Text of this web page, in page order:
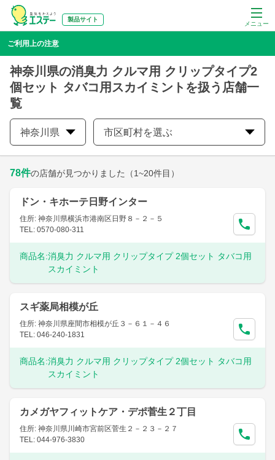
メニュー
製品サイト
ご利用上の注意
神奈川県の消臭力 クルマ用 クリップタイプ2
個セット タバコ用スカイミントを扱う店舗一
覧
神奈川県 市区町村を選ぶ
78件の店舗が見つかりました （1~20件目）
ドン・キホーテ日野インター
住所: 神奈川県横浜市港南区日野８－２－５
TEL: 0570-080-311
商品名:消臭力 クルマ用 クリップタイプ 2個セット タバコ用
スカイミント
スギ薬局相模が丘
住所: 神奈川県座間市相模が丘３－６１－４６
TEL: 046-240-1831
商品名:消臭力 クルマ用 クリップタイプ 2個セット タバコ用
スカイミント
カメガヤフィットケア・デポ菅生２丁目
住所: 神奈川県川崎市宮前区菅生２－２３－２７
TEL: 044-976-3830